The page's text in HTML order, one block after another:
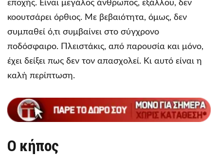
εποχής. Είναι μεγάλος άνθρωπος, εξάλλου, δεν
κοουτσάρει όρθιος. Με βεβαιότητα, όμως, δεν
συμπαθεί ό,τι συμβαίνει στο σύγχρονο
ποδόσφαιρο. Πλειστάκις, από παρουσία και μόνο,
έχει δείξει πως δεν τον απασχολεί. Κι αυτό είναι η
καλή περίπτωση.
Ο κήπος